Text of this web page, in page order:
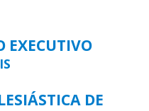
EXECUTIVO
DE